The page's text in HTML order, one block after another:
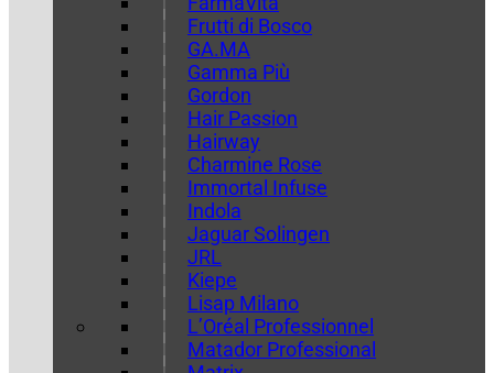
Frutti di Bosco
GA.MA
Gamma Più
Gordon
Hair Passion
Hairway
Charmine Rose
Immortal Infuse
Indola
Jaguar Solingen
JRL
Kiepe
Lisap Milano
L’Oréal Professionnel
Matador Professional